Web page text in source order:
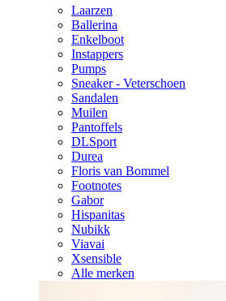
Laarzen
Ballerina
Enkelboot
Instappers
Pumps
Sneaker - Veterschoen
Sandalen
Muilen
Pantoffels
DLSport
Durea
Floris van Bommel
Footnotes
Gabor
Hispanitas
Nubikk
Viavai
Xsensible
Alle merken